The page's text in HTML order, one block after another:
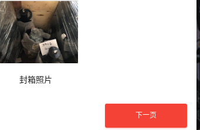
封箱照片